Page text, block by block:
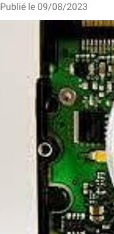
Publié le 09/08/2023